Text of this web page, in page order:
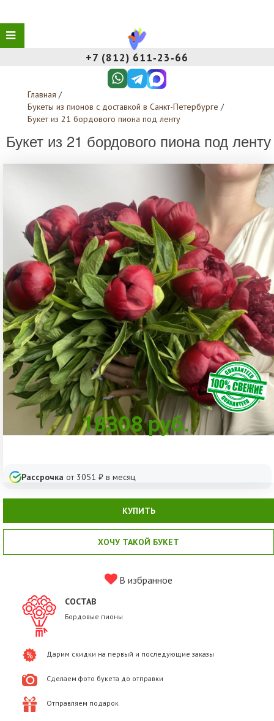
+7 (812) 611‑23‑66
Главная /
Букеты из пионов с доставкой в Санкт-Петербурге /
Букет из 21 бордового пиона под ленту
Букет из 21 бордового пиона под ленту
18308 руб.
Рассрочка от 3051 ₽ в месяц
КУПИТЬ
ХОЧУ ТАКОЙ БУКЕТ
В избранное
СОСТАВ
Бордовые пионы
Дарим скидки на первый и последующие заказы
Сделаем фото букета до отправки
Отправляем подарок